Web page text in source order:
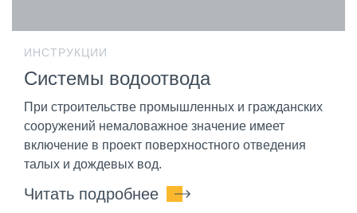
ИНСТРУКЦИИ
Системы водоотвода
При строительстве промышленных и гражданских
сооружений немаловажное значение имеет
включение в проект поверхностного отведения
талых и дождевых вод.
Читать подробнее